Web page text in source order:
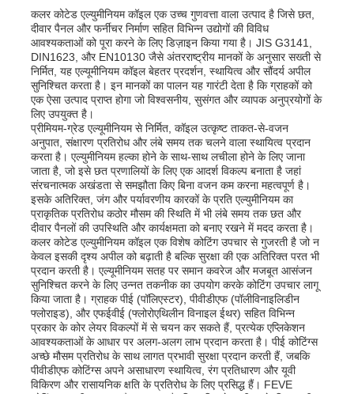
कलर कोटेड एल्युमीनियम कॉइल एक उच्च गुणवत्ता वाला उत्पाद है जिसे छत,
दीवार पैनल और फर्नीचर निर्माण सहित विभिन्न उद्योगों की विविध
आवश्यकताओं को पूरा करने के लिए डिज़ाइन किया गया है। JIS G3141,
DIN1623, और EN10130 जैसे अंतरराष्ट्रीय मानकों के अनुसार सख्ती से
निर्मित, यह एल्यूमीनियम कॉइल बेहतर प्रदर्शन, स्थायित्व और सौंदर्य अपील
सुनिश्चित करता है। इन मानकों का पालन यह गारंटी देता है कि ग्राहकों को
एक ऐसा उत्पाद प्राप्त होगा जो विश्वसनीय, सुसंगत और व्यापक अनुप्रयोगों के
लिए उपयुक्त है।
प्रीमियम-ग्रेड एल्यूमीनियम से निर्मित, कॉइल उत्कृष्ट ताकत-से-वजन
अनुपात, संक्षारण प्रतिरोध और लंबे समय तक चलने वाला स्थायित्व प्रदान
करता है। एल्युमीनियम हल्का होने के साथ-साथ लचीला होने के लिए जाना
जाता है, जो इसे छत प्रणालियों के लिए एक आदर्श विकल्प बनाता है जहां
संरचनात्मक अखंडता से समझौता किए बिना वजन कम करना महत्वपूर्ण है।
इसके अतिरिक्त, जंग और पर्यावरणीय कारकों के प्रति एल्युमीनियम का
प्राकृतिक प्रतिरोध कठोर मौसम की स्थिति में भी लंबे समय तक छत और
दीवार पैनलों की उपस्थिति और कार्यक्षमता को बनाए रखने में मदद करता है।
कलर कोटेड एल्युमीनियम कॉइल एक विशेष कोटिंग उपचार से गुजरती है जो न
केवल इसकी दृश्य अपील को बढ़ाती है बल्कि सुरक्षा की एक अतिरिक्त परत भी
प्रदान करती है। एल्यूमीनियम सतह पर समान कवरेज और मजबूत आसंजन
सुनिश्चित करने के लिए उन्नत तकनीक का उपयोग करके कोटिंग उपचार लागू
किया जाता है। ग्राहक पीई (पॉलिएस्टर), पीवीडीएफ (पॉलीविनाइलिडीन
फ्लोराइड), और एफईवीई (फ्लोरोएथिलीन विनाइल ईथर) सहित विभिन्न
प्रकार के कोर लेयर विकल्पों में से चयन कर सकते हैं, प्रत्येक एप्लिकेशन
आवश्यकताओं के आधार पर अलग-अलग लाभ प्रदान करता है। पीई कोटिंग्स
अच्छे मौसम प्रतिरोध के साथ लागत प्रभावी सुरक्षा प्रदान करती हैं, जबकि
पीवीडीएफ कोटिंग्स अपने असाधारण स्थायित्व, रंग प्रतिधारण और यूवी
विकिरण और रासायनिक क्षति के प्रतिरोध के लिए प्रसिद्ध हैं। FEVE